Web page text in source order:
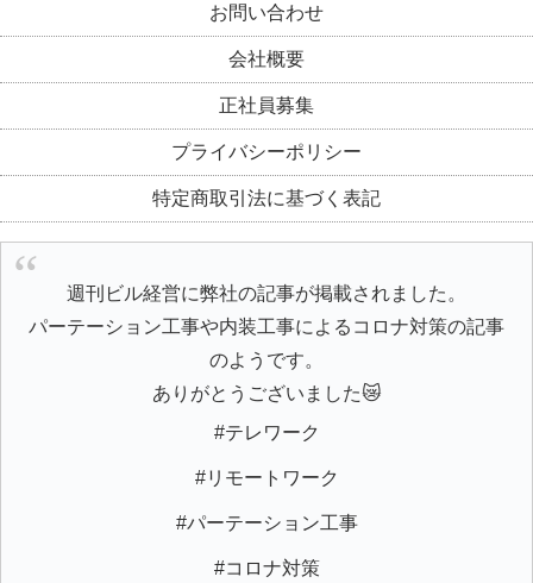
お問い合わせ
会社概要
正社員募集
プライバシーポリシー
特定商取引法に基づく表記
週刊ビル経営に弊社の記事が掲載されました。
パーテーション工事や内装工事によるコロナ対策の記事
のようです。
ありがとうございました😿
#テレワーク
#リモートワーク
#パーテーション工事
#コロナ対策